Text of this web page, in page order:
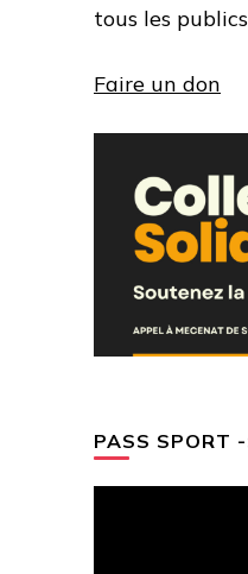
tous les
Faire un don
PASS SPORT